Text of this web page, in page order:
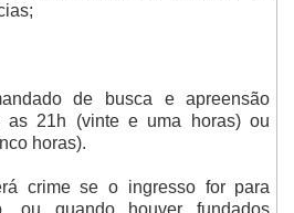
de busca e apreensão
as 21h (vinte e uma horas) ou
horas).
crime se o ingresso for para